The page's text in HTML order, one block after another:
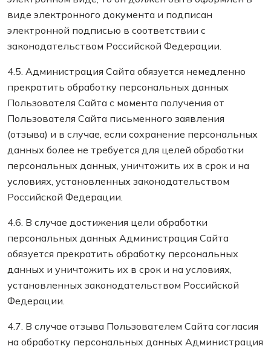
виде электронного документа и подписан
электронной подписью в соответствии с
законодательством Российской Федерации.
4.5. Администрация Сайта обязуется немедленно
прекратить обработку персональных данных
Пользователя Сайта с момента получения от
Пользователя Сайта письменного заявления
(отзыва) и в случае, если сохранение персональных
данных более не требуется для целей обработки
персональных данных, уничтожить их в срок и на
условиях, установленных законодательством
Российской Федерации.
4.6. В случае достижения цели обработки
персональных данных Администрация Сайта
обязуется прекратить обработку персональных
данных и уничтожить их в срок и на условиях,
установленных законодательством Российской
Федерации.
4.7. В случае отзыва Пользователем Сайта согласия
на обработку персональных данных Администрация